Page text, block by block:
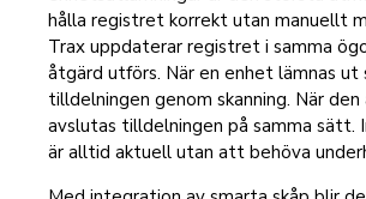
hålla registret korrekt utan manuellt
Trax uppdaterar registret i samma
åtgärd utförs. När en enhet lämnas ut
tilldelningen genom skanning. När
avslutas tilldelningen på samma sätt.
är alltid aktuell utan att behöva